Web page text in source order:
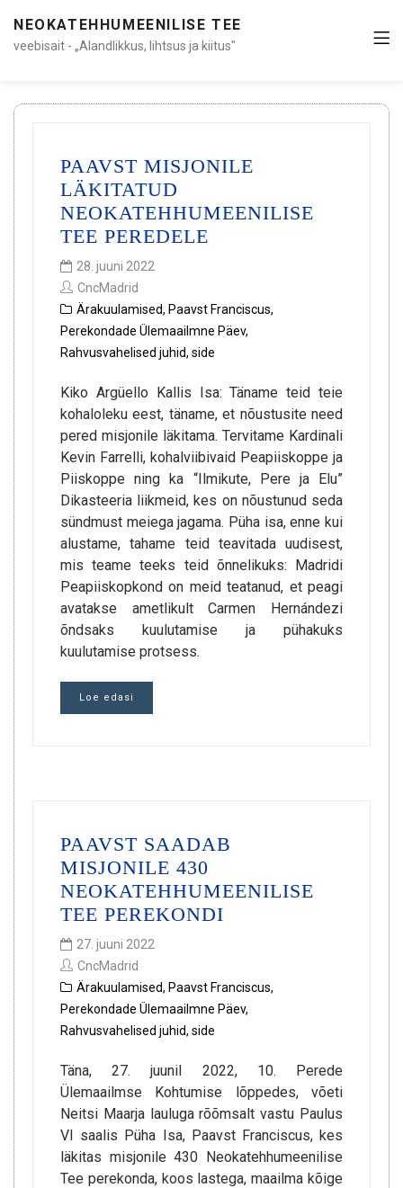
NEOKATEHHUMEENILISE TEE
veebisait - „Alandlikkus, lihtsus ja kiitus"
PAAVST MISJONILE
LÄKITATUD
NEOKATEHHUMEENILISE
TEE PEREDELE
28. juuni 2022
CncMadrid
Ärakuulamised, Paavst Franciscus,
Perekondade Ülemaailmne Päev,
Rahvusvahelised juhid, side
Kiko Argüello Kallis Isa: Täname teid teie
kohaloleku eest, täname, et nõustusite need
pered misjonile läkitama. Tervitame Kardinali
Kevin Farrelli, kohalviibivaid Peapiiskoppe ja
Piiskoppe ning ka “Ilmikute, Pere ja Elu”
Dikasteeria liikmeid, kes on nõustunud seda
sündmust meiega jagama. Püha isa, enne kui
alustame, tahame teid teavitada uudisest,
mis teame teeks teid õnnelikuks: Madridi
Peapiiskopkond on meid teatanud, et peagi
avatakse ametlikult Carmen Hernándezi
õndsaks kuulutamise ja pühakuks
kuulutamise protsess.
Loe edasi
PAAVST SAADAB
MISJONILE 430
NEOKATEHHUMEENILISE
TEE PEREKONDI
27. juuni 2022
CncMadrid
Ärakuulamised, Paavst Franciscus,
Perekondade Ülemaailmne Päev,
Rahvusvahelised juhid, side
Täna, 27. juunil 2022, 10. Perede
Ülemaailmse Kohtumise lõppedes, võeti
Neitsi Maarja lauluga rõõmsalt vastu Paulus
VI saalis Püha Isa, Paavst Franciscus, kes
läkitas misjonile 430 Neokatehhumeenilise
Tee perekonda, koos lastega, maailma kõige